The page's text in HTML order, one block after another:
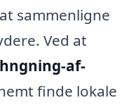
sammenligne
Ved at
af-
finde lokale